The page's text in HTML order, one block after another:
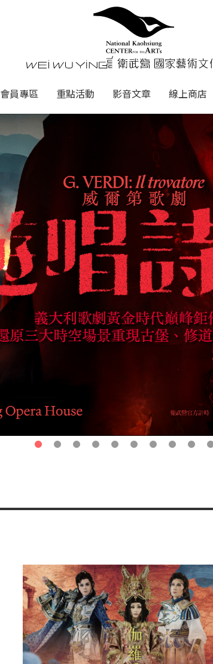
衛武營國家藝
會員專區 重點活動 影音文章 線上商店